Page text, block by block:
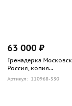
63 000 ₽
Гренадерка
Россия, копия...
Артикул: 110968-530